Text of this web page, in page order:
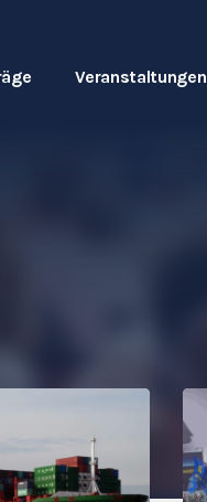
Veranstaltungen